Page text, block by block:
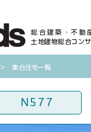
総合建築・不動
土地建物総合コン
​＞ 集合住宅一覧
N577